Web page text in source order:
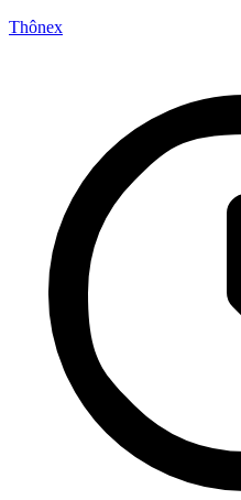
Thônex